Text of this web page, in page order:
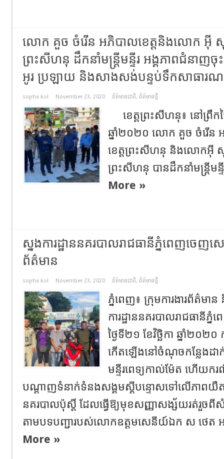
លោក គួច ចំរើន អភិបាលខេត្តនិងលោក អុី
ព្រះសីហនុ ដឹកនាំមន្ត្រីមន្ទីរ អង្គភាពជំនាញចុ
អូរ ប្រឡាយ និងសាងសង់បន្ទប់ទឹកសាធារណ
sopha kol November 23, 2020 ព័ត៌មានជាតិ, ព័ត៌មានថ្មី
ខេត្តព្រះសីហនុ៖ នៅព្រឹកថ្
ឆ្នាំ២០២០ លោក គួច ចំរើ
ខេត្តព្រះសីហនុ និងលោកអុី
ព្រះសីហនុ បានដឹកនាំមន្ត្រីម
More »
ស្នងការដ្ឋាននគរបាលរាជធានីភ្នំពេញចេញ
ព័ត៌មាន
sopha kol November 23, 2020 ព័ត៌មានជាតិ, ព័ត៌មានថ្មី
ភ្នំពេញ៖ ក្រុមការងារព័ត៌មា
ការដ្ឋាននគរបាលរាជធានី
ថ្ងៃទី២១ ខែវិច្ឆិកា ឆ្នាំ២០២
កើតឡើងនៅចំណុចកន្លែងដ
មន្ទីរពេទ្យកាល់ម៉ែត ហើយក
បណ្ដាញទំនាក់ទំនងសង្គមស្ដីបន្ទោសទៅលើភាពយឺតយ៉
នគរបាលប៉ុស្តិ៍ ដែលធ្វើឱ្យមុខសញ្ញាសង្ស័យរត់រួច
តាមបទបញ្ជារបស់លោកឧត្តមសេនីយ៍ឯក ស ថេត អ
More »